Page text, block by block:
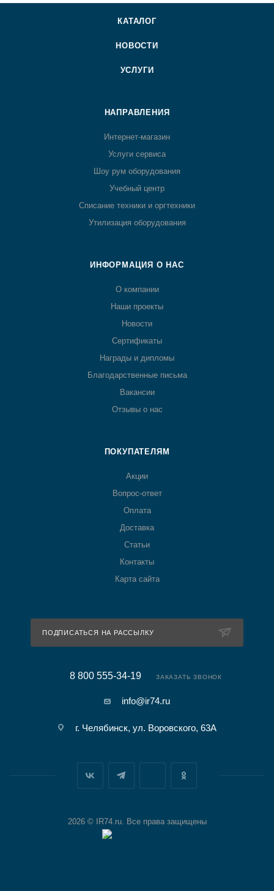
КАТАЛОГ
НОВОСТИ
УСЛУГИ
НАПРАВЛЕНИЯ
Интернет-магазин
Услуги сервиса
Шоу рум оборудования
Учебный центр
Списание техники и оргтехники
Утилизация оборудования
ИНФОРМАЦИЯ О НАС
О компании
Наши проекты
Новости
Сертификаты
Награды и дипломы
Благодарственные письма
Вакансии
Отзывы о нас
ПОКУПАТЕЛЯМ
Акции
Вопрос-ответ
Оплата
Доставка
Статьи
Контакты
Карта сайта
ПОДПИСАТЬСЯ НА РАССЫЛКУ
8 800 555-34-19 ЗАКАЗАТЬ ЗВОНОК
info@ir74.ru
г. Челябинск, ул. Воровского, 63А
2026 © IR74.ru. Все права защищены